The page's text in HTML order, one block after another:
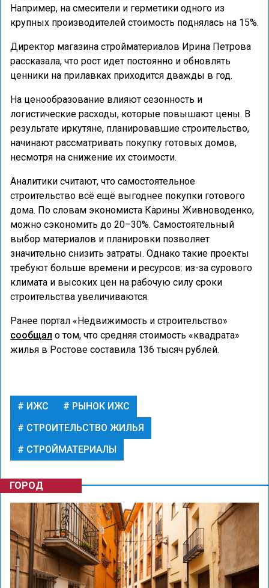
Например, на смесители и герметики одного из
крупных производителей стоимость поднялась на 15%.
Директор магазина стройматериалов Ирина Петрова
рассказала, что рост идет постоянно и обновлять
ценники на прилавках приходится дважды в год.
На ценообразование влияют сезонность и
логистические расходы, которые повышают цены. В
результате иркутяне, планировавшие строительство,
начинают рассматривать покупку готовых домов,
несмотря на снижение их стоимости.
Аналитики считают, что самостоятельное
строительство всё ещё выгоднее покупки готового
дома. По словам экономиста Карины Живноводенко,
можно сэкономить до 20–30%. Самостоятельный
выбор материалов и планировки позволяет
значительно снизить затраты. Однако такие проекты
требуют больше времени и ресурсов: из-за сурового
климата и высоких цен на рабочую силу сроки
строительства увеличиваются.
Ранее портал «Недвижимость и строительство»
сообщал о том, что средняя стоимость «квадрата»
жилья в Ростове составила 136 тысяч рублей.
ИЖС
РЫНОК ИЖС
СТРОИТЕЛЬСТВО ЖИЛЬЯ
СТРОЙМАТЕРИАЛЫ
ГОРОД